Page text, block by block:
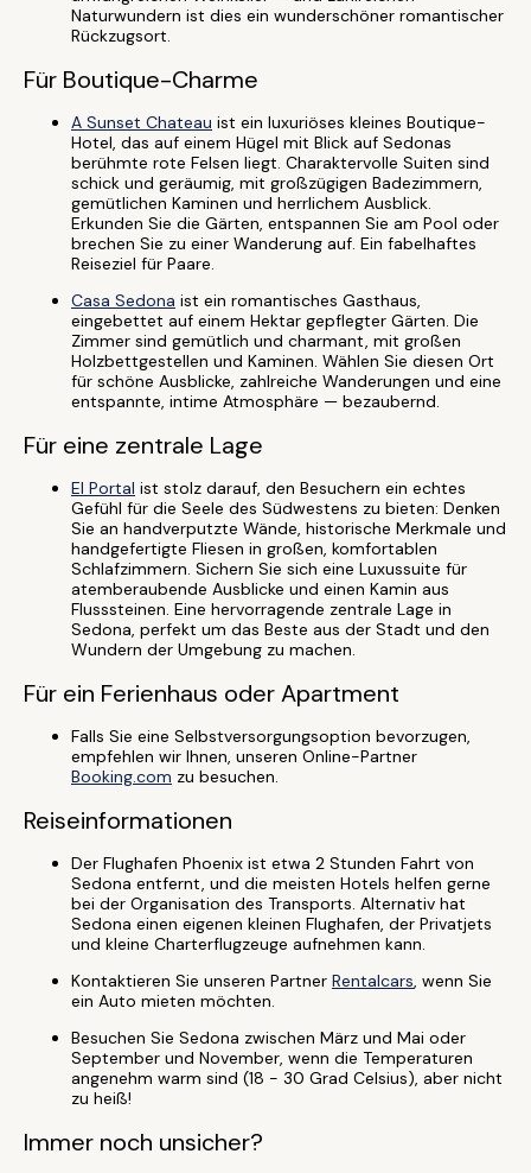
Naturwundern ist dies ein wunderschöner romantischer
Rückzugsort.
Für Boutique-Charme
A Sunset Chateau ist ein luxuriöses kleines Boutique-
Hotel, das auf einem Hügel mit Blick auf Sedonas
berühmte rote Felsen liegt. Charaktervolle Suiten sind
schick und geräumig, mit großzügigen Badezimmern,
gemütlichen Kaminen und herrlichem Ausblick.
Erkunden Sie die Gärten, entspannen Sie am Pool oder
brechen Sie zu einer Wanderung auf. Ein fabelhaftes
Reiseziel für Paare.
Casa Sedona ist ein romantisches Gasthaus,
eingebettet auf einem Hektar gepflegter Gärten. Die
Zimmer sind gemütlich und charmant, mit großen
Holzbettgestellen und Kaminen. Wählen Sie diesen Ort
für schöne Ausblicke, zahlreiche Wanderungen und eine
entspannte, intime Atmosphäre — bezaubernd.
Für eine zentrale Lage
El Portal ist stolz darauf, den Besuchern ein echtes
Gefühl für die Seele des Südwestens zu bieten: Denken
Sie an handverputzte Wände, historische Merkmale und
handgefertigte Fliesen in großen, komfortablen
Schlafzimmern. Sichern Sie sich eine Luxussuite für
atemberaubende Ausblicke und einen Kamin aus
Flusssteinen. Eine hervorragende zentrale Lage in
Sedona, perfekt um das Beste aus der Stadt und den
Wundern der Umgebung zu machen.
Für ein Ferienhaus oder Apartment
Falls Sie eine Selbstversorgungsoption bevorzugen,
empfehlen wir Ihnen, unseren Online-Partner
Booking.com zu besuchen.
Reiseinformationen
Der Flughafen Phoenix ist etwa 2 Stunden Fahrt von
Sedona entfernt, und die meisten Hotels helfen gerne
bei der Organisation des Transports. Alternativ hat
Sedona einen eigenen kleinen Flughafen, der Privatjets
und kleine Charterflugzeuge aufnehmen kann.
Kontaktieren Sie unseren Partner Rentalcars, wenn Sie
ein Auto mieten möchten.
Besuchen Sie Sedona zwischen März und Mai oder
September und November, wenn die Temperaturen
angenehm warm sind (18 - 30 Grad Celsius), aber nicht
zu heiß!
Immer noch unsicher?